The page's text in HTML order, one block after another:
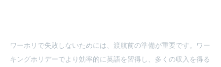
ワーホリで失敗しないためには、渡航前の準備が重要です。ワー
キングホリデーでより効率的に英語を習得し、多くの収入を得る